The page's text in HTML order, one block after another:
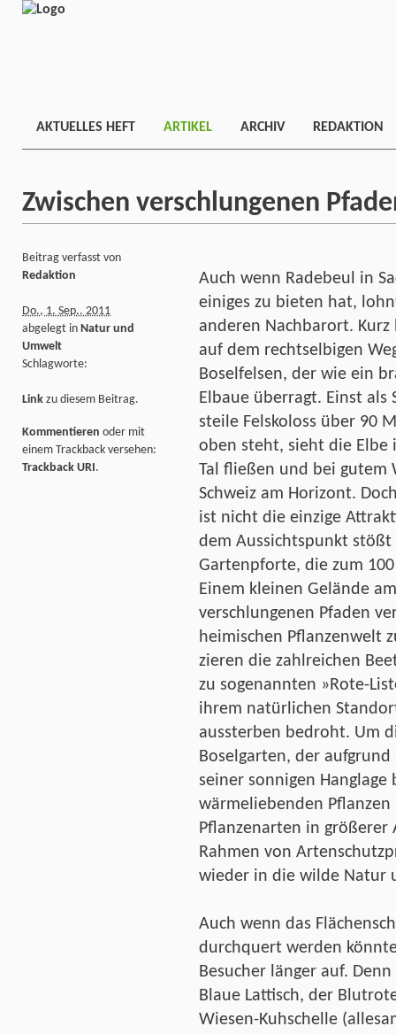
AKTUELLES HEFT ARTIKEL ARCHIV REDAKTION
Zwischen verschlungenen
Auch wenn Radebeul in
einiges zu bieten hat,
anderen Nachbarort.
auf dem rechtselbigen
Boselfelsen, der wie ein
Elbaue überragt. Einst
steile Felskoloss über 90
oben steht, sieht die Elbe
Tal fließen und bei gutem
Schweiz am Horizont.
ist nicht die einzige
dem Aussichtspunkt
Gartenpforte, die zum
Einem kleinen Gelände
verschlungenen Pfaden
heimischen Pflanzenwelt
zieren die zahlreichen
zu sogenannten »Rote-
ihrem natürlichen
aussterben bedroht. Um
Boselgarten, der
seiner sonnigen
wärmeliebenden
Pflanzenarten in größerer
Rahmen von
wieder in die wilde Natur
Auch wenn das
durchquert werden
Besucher länger auf.
Blaue Lattisch, der
Wiesen-Kuhschelle
Beitrag verfasst von
Redaktion
Do., 1. Sep.. 2011
abgelegt in Natur und
Umwelt
Schlagworte:
Link zu diesem Beitrag.
Kommentieren oder mit
einem Trackback versehen:
Trackback URI.